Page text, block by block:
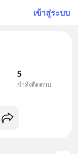
เข้าสู่ระบบ
5
กำลังติดตาม